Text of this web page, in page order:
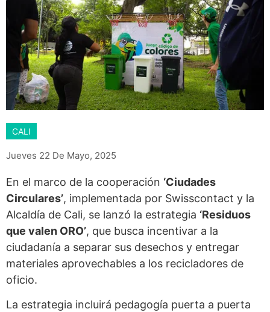
CALI
Jueves 22 De Mayo, 2025
En el marco de la cooperación ‘Ciudades
Circulares’, implementada por Swisscontact y la
Alcaldía de Cali, se lanzó la estrategia ‘Residuos
que valen ORO’, que busca incentivar a la
ciudadanía a separar sus desechos y entregar
materiales aprovechables a los recicladores de
oficio.
La estrategia incluirá pedagogía puerta a puerta